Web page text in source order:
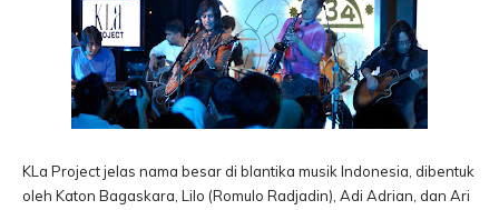
KLa Project jelas nama besar di blantika musik Indonesia, dibentuk
oleh Katon Bagaskara, Lilo (Romulo Radjadin), Adi Adrian, dan Ari